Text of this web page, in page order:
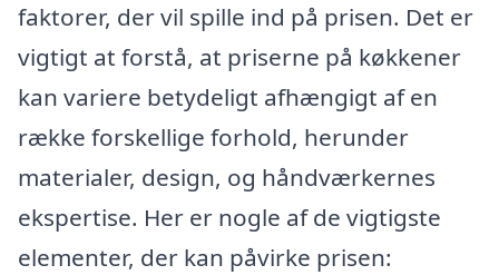
faktorer, der vil spille ind på prisen. Det er
vigtigt at forstå, at priserne på køkkener
kan variere betydeligt afhængigt af en
række forskellige forhold, herunder
materialer, design, og håndværkernes
ekspertise. Her er nogle af de vigtigste
elementer, der kan påvirke prisen: